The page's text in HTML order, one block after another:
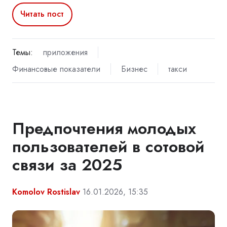
Читать пост
Темы:
приложения
Финансовые показатели
Бизнес такси
Предпочтения молодых
пользователей в сотовой
связи за 2025
Komolov Rostislav 16.01.2026, 15:35